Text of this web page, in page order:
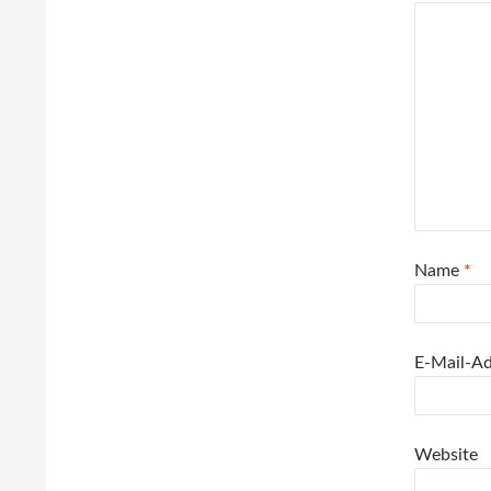
Name *
E-Mail-
Website